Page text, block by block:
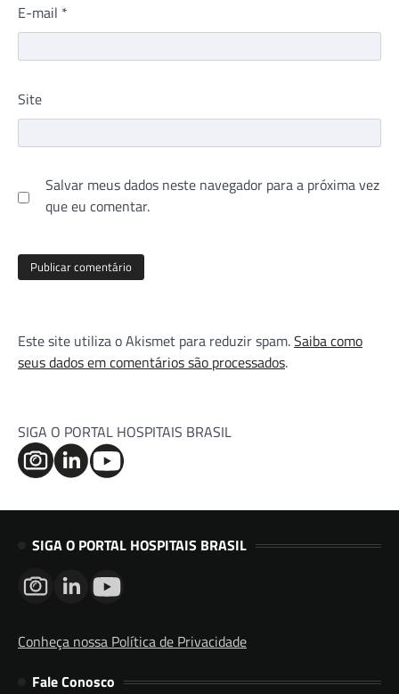
E-mail *
Site
Salvar meus dados neste navegador para a próxima vez
que eu comentar.
Este site utiliza o Akismet para reduzir spam.Saiba como
seus dados em comentários são processados.
SIGA O PORTAL HOSPITAIS BRASIL
SIGA O PORTAL HOSPITAIS BRASIL
Conheça nossa Política de Privacidade
Fale Conosco